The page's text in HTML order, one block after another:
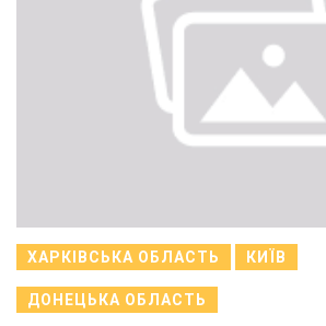
ХАРКІВСЬКА ОБЛАСТЬ КИЇВ
ДОНЕЦЬКА ОБЛАСТЬ